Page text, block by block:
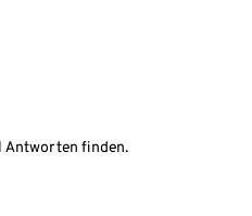
Antworten finden.